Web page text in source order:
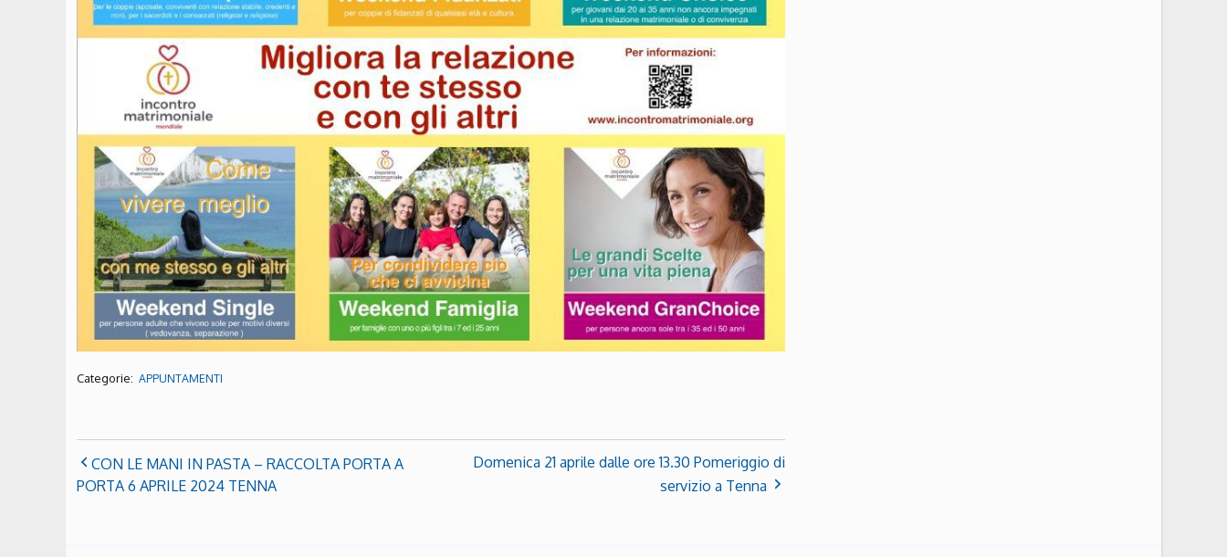
Categorie: APPUNTAMENTI
CON LE MANI IN PASTA – RACCOLTA PORTA A
PORTA 6 APRILE 2024 TENNA
Domenica 21 aprile dalle ore 13.30 Pomeriggio di
servizio a Tenna